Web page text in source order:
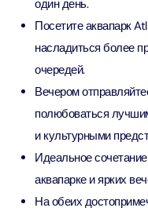
один день.
Посетите аквапарк
насладиться более
очередей.
Вечером
полюбоваться
и культурными
Идеальное
аквапарке и ярких
На обеих